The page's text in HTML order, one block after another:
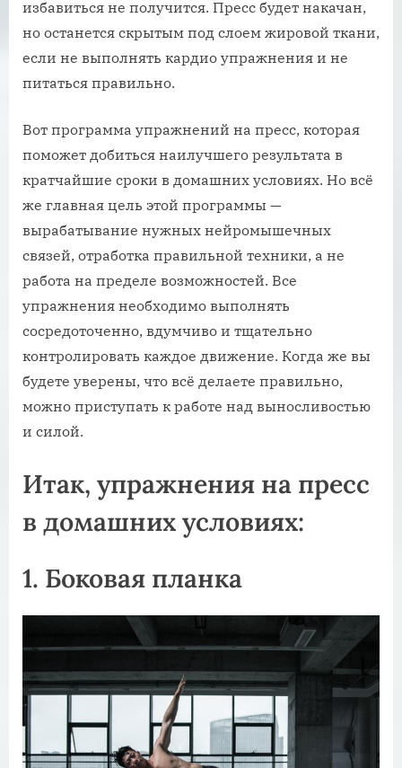
избавиться не получится. Пресс будет накачан,
но останется скрытым под слоем жировой ткани,
если не выполнять кардио упражнения и не
питаться правильно.
Вот программа упражнений на пресс, которая
поможет добиться наилучшего результата в
кратчайшие сроки в домашних условиях. Но всё
же главная цель этой программы —
вырабатывание нужных нейромышечных
связей, отработка правильной техники, а не
работа на пределе возможностей. Все
упражнения необходимо выполнять
сосредоточенно, вдумчиво и тщательно
контролировать каждое движение. Когда же вы
будете уверены, что всё делаете правильно,
можно приступать к работе над выносливостью
и силой.
Итак, упражнения на пресс
в домашних условиях:
1. Боковая планка